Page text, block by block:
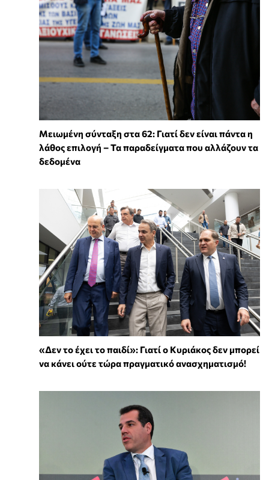
Μειωμένη σύνταξη στα 62: Γιατί δεν είναι πάντα η
λάθος επιλογή – Τα παραδείγματα που αλλάζουν τα
δεδομένα
«Δεν το έχει το παιδί»: Γιατί ο Κυριάκος δεν μπορεί
να κάνει ούτε τώρα πραγματικό ανασχηματισμό!